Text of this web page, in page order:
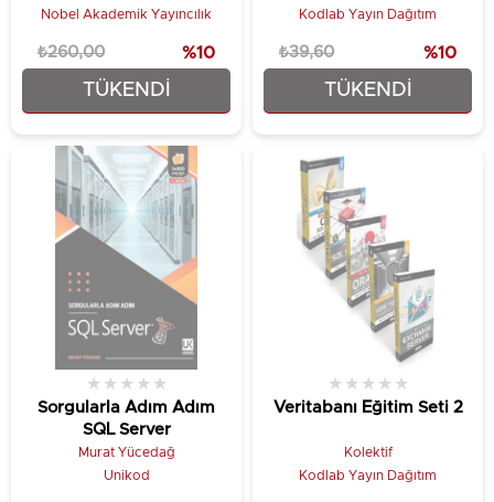
TÜKENDI
Nobel Akademik Yayıncılık
₺234,00
₺260,00 %10
TÜKENDI
Kodlab Yayın Dağıtım
₺35,64
₺39,60 %10
Sorgularla Adım Adım
SQL Server
★ ★ ★ ★ ★
Murat Yücedağ
Unikod
Veritabanı Eğitim Seti 2
★ ★ ★ ★ ★
Kolektif
Kodlab Yayın Dağıtım